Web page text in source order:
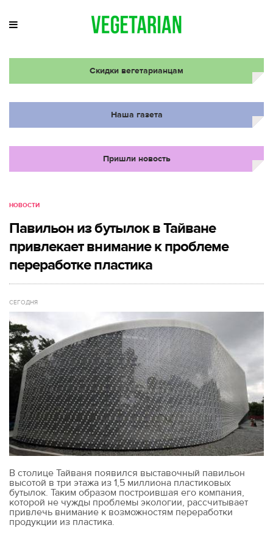
Скидки вегетарианцам
Наша газета
Пришли новость
НОВОСТИ
Павильон из бутылок в Тайване
привлекает внимание к проблеме
переработке пластика
СЕГОДНЯ
В столице Тайваня появился выставочный павильон
высотой в три этажа из 1,5 миллиона пластиковых
бутылок. Таким образом построившая его компания,
которой не чужды проблемы экологии, рассчитывает
привлечь внимание к возможностям переработки
продукции из пластика.